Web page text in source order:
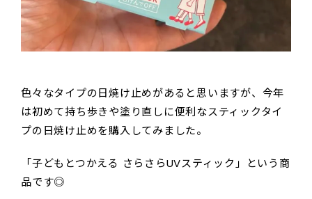
色々なタイプの日焼け止めがあると思いますが、今年
は初めて持ち歩きや塗り直しに便利なスティックタイ
プの日焼け止めを購入してみました。
「子どもとつかえる さらさらUVスティック」という商
品です◎